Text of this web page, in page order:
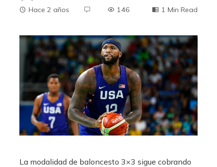
Hace 2 años
146 1 Min Read
La modalidad de baloncesto 3×3 sigue cobrando